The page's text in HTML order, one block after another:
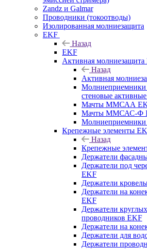
Zandz и Galmar
Проводники (токоотводы)
Изолированная молниезащита
EKF
Назад
EKF
Активная молниезащита
Назад
Активная
Молниеприемники
стеновые
Мачты ММСАА
Мачты ММСАС-Ф
Молниеприемники
Крепежные элементы
Назад
Крепежные
Держатели
Держатели под
EKF
Держатели
Держатели на
EKF
Держатели
проводников EKF
Держатели на
Держатели для
Держатели